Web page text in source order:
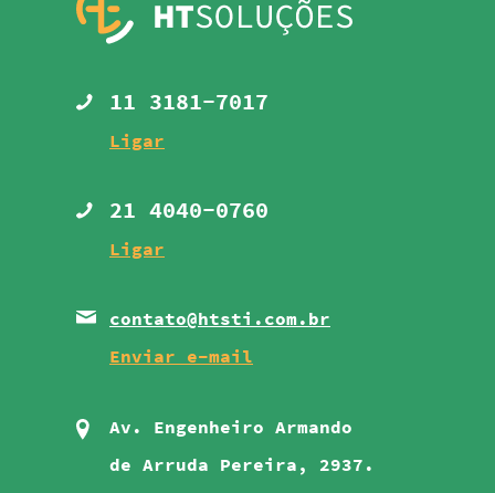
11 3181-7017
21 4040-0760
contato@htsti.com.br
Av. Engenheiro Armando
de Arruda Pereira, 2937.